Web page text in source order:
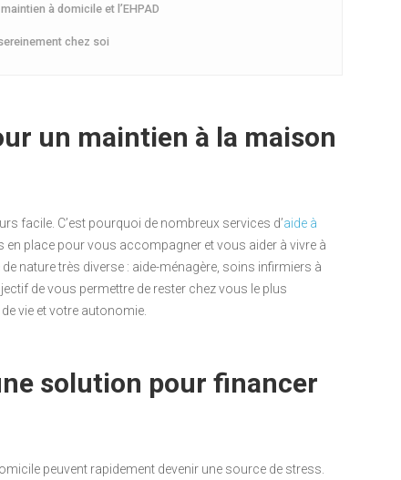
à domicile et l’EHPAD
chez soi
un maintien à la maison
facile. C’est pourquoi de nombreux services d’aide à
en place pour vous accompagner et vous aider à vivre à
nature très diverse : aide-ménagère, soins infirmiers à
de vous permettre de rester chez vous le plus
vie et votre autonomie.
solution pour financer
peuvent rapidement devenir une source de stress.